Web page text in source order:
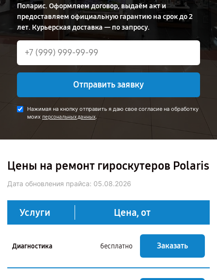
Поларис. Оформляем договор, выдаём акт и
предоставляем официальную гарантию на срок до 2
лет. Курьерская доставка — по запросу.
Отправить заявку
Нажимая на кнопку отправить я даю свое согласие на обработку
моих персональных данных.
Цены на ремонт гироскутеров Polaris
Дата обновления прайса: 05.08.2026
Услуги Цена, от
Диагностика бесплатно Заказать